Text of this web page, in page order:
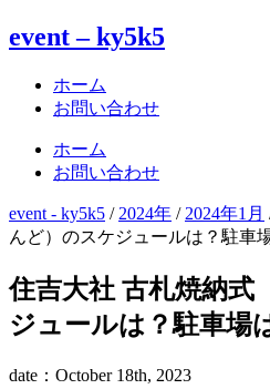
event – ky5k5
ホーム
お問い合わせ
ホーム
お問い合わせ
event - ky5k5 / 2024年 / 2024年1月
んど）のスケジュールは？駐車
住吉大社 古札焼納式
ジュールは？駐車場
date：October 18th, 2023